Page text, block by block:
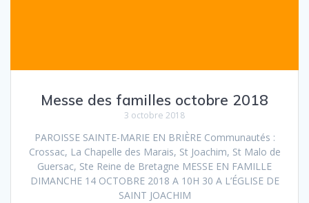
Messe des familles octobre 2018
3 octobre 2018
PAROISSE SAINTE-MARIE EN BRIÈRE Communautés :
Crossac, La Chapelle des Marais, St Joachim, St Malo de
Guersac, Ste Reine de Bretagne MESSE EN FAMILLE
DIMANCHE 14 OCTOBRE 2018 A 10H 30 A L’ÉGLISE DE
SAINT JOACHIM